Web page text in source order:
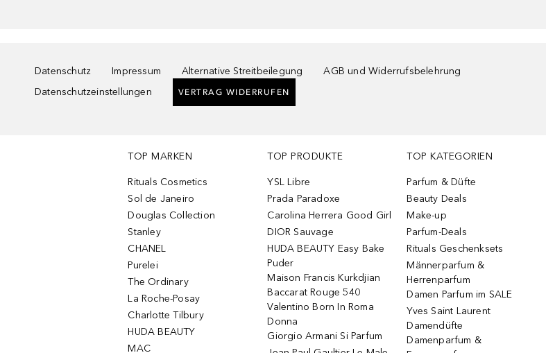
Datenschutz Impressum Alternative Streitbeilegung
AGB und Widerrufsbelehrung
Datenschutzeinstellungen
VERTRAG WIDERRUFEN
TOP MARKEN
Rituals Cosmetics
Sol de Janeiro
Douglas Collection
Stanley
CHANEL
Purelei
The Ordinary
La Roche-Posay
Charlotte Tilbury
HUDA BEAUTY
MAC
TOP PRODUKTE
YSL Libre
Prada Paradoxe
Carolina Herrera Good Girl
DIOR Sauvage
HUDA BEAUTY Easy Bake
Puder
Maison Francis Kurkdjian
Baccarat Rouge 540
Valentino Born In Roma
Donna
Giorgio Armani Si Parfum
TOP KATEGORIEN
Parfum & Düfte
Beauty Deals
Make-up
Parfum-Deals
Rituals Geschenksets
Männerparfum &
Herrenparfum
Damen Parfum im SALE
Yves Saint Laurent
Damendüfte
Damenparfum &